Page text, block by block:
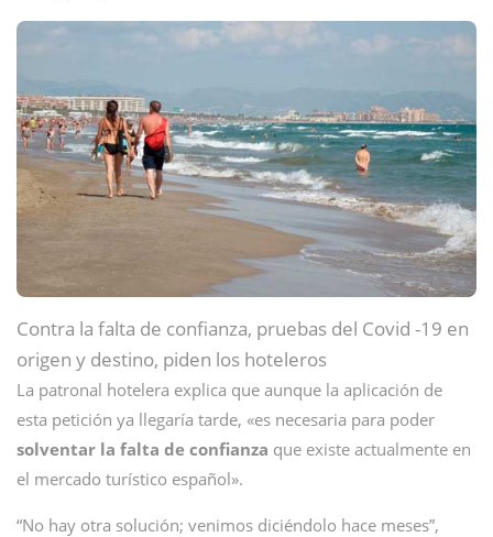
Contra la falta de confianza, pruebas del Covid -19 en
origen y destino, piden los hoteleros
La patronal hotelera explica que aunque la aplicación de
esta petición ya llegaría tarde, «es necesaria para poder
solventar la falta de confianza que existe actualmente en
el mercado turístico español».
“No hay otra solución; venimos diciéndolo hace meses”,